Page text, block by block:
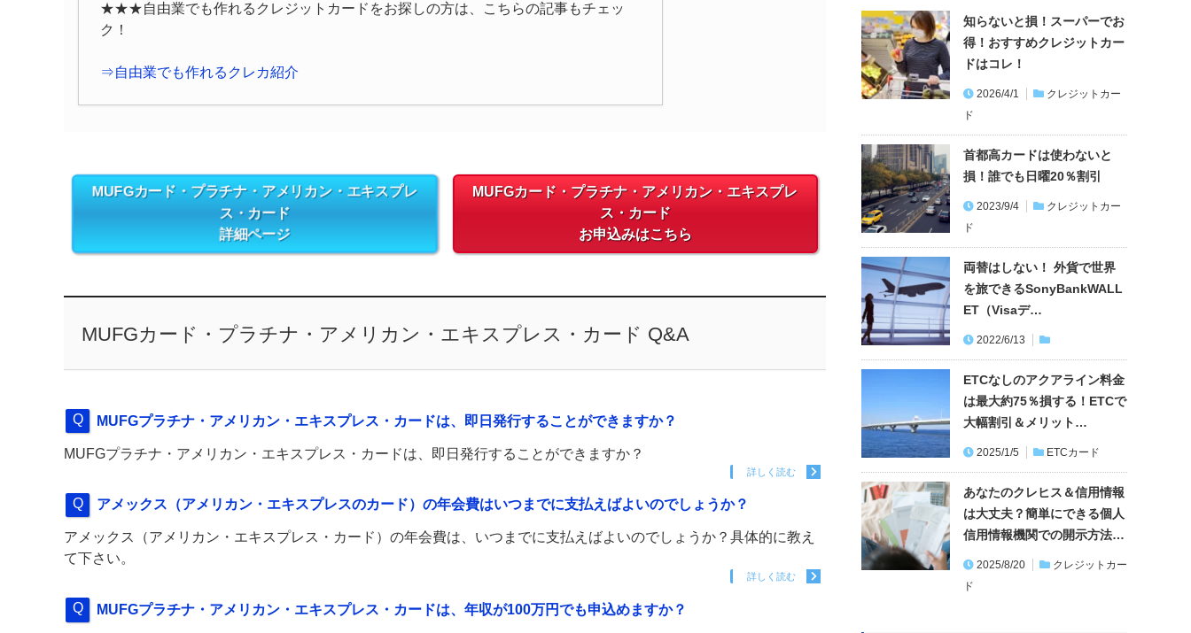
★★★自由業でも作れるクレジットカードをお探しの方は、こちらの記事もチェッ
ク！
⇒自由業でも作れるクレカ紹介
MUFGカード・プラチナ・アメリカン・エキスプレ
ス・カード
詳細ページ
MUFGカード・プラチナ・アメリカン・エキスプレ
ス・カード
お申込みはこちら
MUFGカード・プラチナ・アメリカン・エキスプレス・カード Q&A
MUFGプラチナ・アメリカン・エキスプレス・カードは、即日発行することができますか？
MUFGプラチナ・アメリカン・エキスプレス・カードは、即日発行することができますか？
詳しく読む
アメックス（アメリカン・エキスプレスのカード）の年会費はいつまでに支払えばよいのでしょうか？
アメックス（アメリカン・エキスプレス・カード）の年会費は、いつまでに支払えばよいのでしょうか？具体的に教え
て下さい。
詳しく読む
MUFGプラチナ・アメリカン・エキスプレス・カードは、年収が100万円でも申込めますか？
知らないと損！スーパーでお
得！おすすめクレジットカー
ドはコレ！
2026/4/1
クレジットカー
ド
首都高カードは使わないと
損！誰でも日曜20％割引
2023/9/4
クレジットカー
ド
両替はしない！ 外貨で世界
を旅できるSonyBankWALL
ET（Visaデ…
2022/6/13
ETCなしのアクアライン料金
は最大約75％損する！ETCで
大幅割引＆メリット…
2025/1/5 ETCカード
あなたのクレヒス＆信用情報
は大丈夫？簡単にできる個人
信用情報機関での開示方法…
2025/8/20
クレジットカー
ド